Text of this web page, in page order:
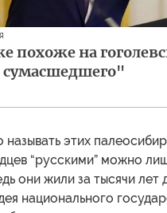
похоже на
называть этих
“русскими” можно
они жили за тысячи лет
национального